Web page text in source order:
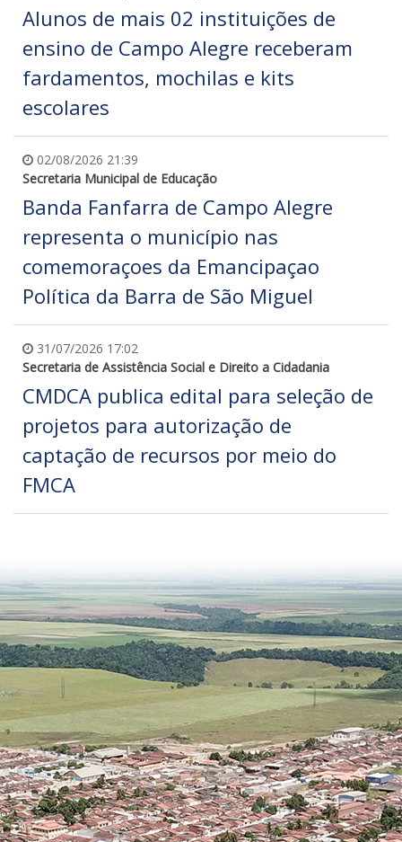
Alunos de mais 02 instituições de
ensino de Campo Alegre receberam
fardamentos, mochilas e kits
escolares
02/08/2026 21:39
Secretaria Municipal de Educação
Banda Fanfarra de Campo Alegre
representa o município nas
comemoraçoes da Emancipaçao
Política da Barra de São Miguel
31/07/2026 17:02
Secretaria de Assistência Social e Direito a Cidadania
CMDCA publica edital para seleção de
projetos para autorização de
captação de recursos por meio do
FMCA